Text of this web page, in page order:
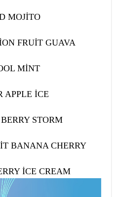
MOJİTO
FRUİT GUAVA
MİNT
APPLE İCE
STORM
BANANA CHERRY
İCE CREAM